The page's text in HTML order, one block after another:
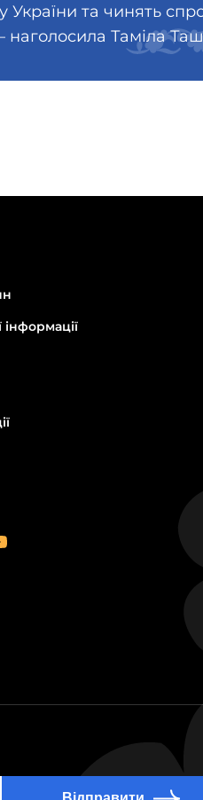
України та чинять
наголосила Таміла